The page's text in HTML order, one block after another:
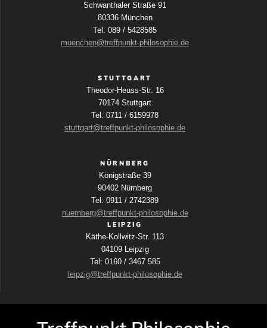
Schwanthaler Straße 91
80336 München
Tel: 089 / 5428585
muenchen@treffpunkt-philosophie.de
STUTTGART
Theodor-Heuss-Str. 16
70174 Stuttgart
Tel: 0711 / 6159978
stuttgart@treffpunkt-philosophie.de
NÜRNBERG
Königstraße 39
90402 Nürnberg
Tel: 0911 / 2742389
nuernberg@treffpunkt-philosophie.de
LEIPZIG
Käthe-Kollwitz-Str. 113
04109 Leipzig
Tel: 0160 / 3467 585
leipzig@treffpunkt-philosophie.de